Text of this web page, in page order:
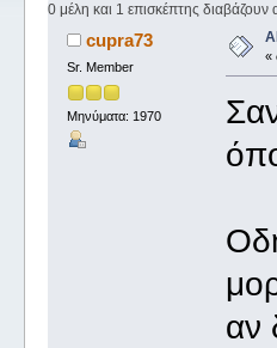
0 μέλη και 1 επισκέπτης διαβάζουν
cupra73
Sr. Member
Μηνύματα: 1970
«
αν